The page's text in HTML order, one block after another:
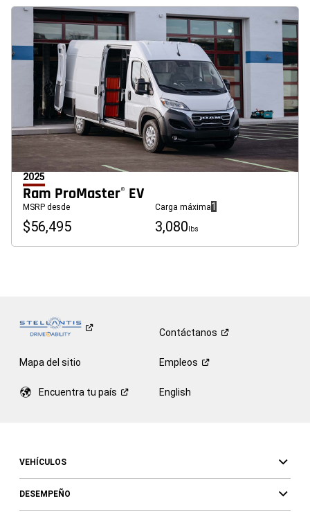
2025
Ram ProMaster® EV
MSRP desde
$56,495
Carga máxima(
Divulgación
1
3,080 lbs
Contáctanos
Mapa del sitio Empleos
Encuentra tu país English
VEHÍCULOS
DESEMPEÑO